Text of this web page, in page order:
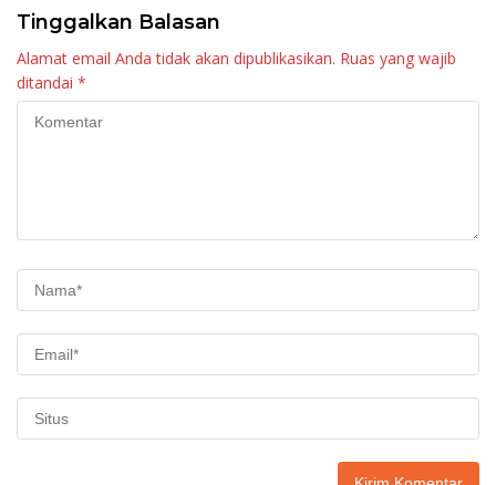
Tinggalkan Balasan
Alamat email Anda tidak akan dipublikasikan. Ruas yang wajib
ditandai *